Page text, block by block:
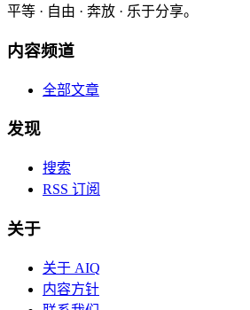
平等 · 自由 · 奔放 · 乐于分享。
内容频道
全部文章
发现
搜索
RSS 订阅
关于
关于 AIQ
内容方针